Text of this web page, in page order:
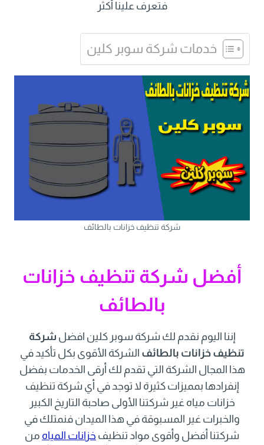
فتعرف علينا أكثر
خدمات شركة سوبر كلين
شركة تنظيف خزانات بالطائف
أفضل شركة تنظيف خزانات
بالطائف
إننا اليوم نقدم لك شركة سوبر كلين افضل شركة
تنظيف خزانات بالطائف الشركة الأقوى بكل تأكيد في
هذا المجال الشركة التي تقدم لك أرقى الخدمات بفضل
إنفرادها بمميزات كثيرة لا توجد في أي شركة تنظيف
خزانات مياه غير شركتنا الأولى صاحبة التاريخ الكبير
والخبرات غير المسبوقة في هذا الميدان فنمتلك في
شركتنا أفضل وأقوى مواد تنظيف خزانات المياه من